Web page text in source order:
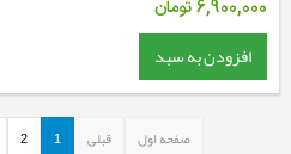
6,900,000تومان
افزودن به سبد
صفحه اول قبلی 1
2